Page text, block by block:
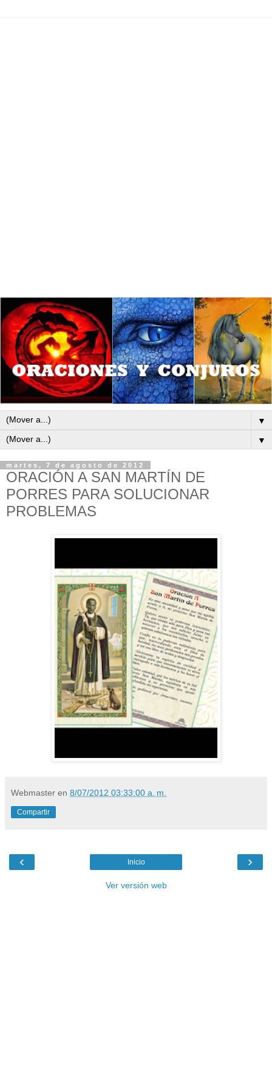
▼
▼
martes, 7 de agosto de 2012
ORACIÓN A SAN MARTÍN DE
PORRES PARA SOLUCIONAR
PROBLEMAS
Webmaster en 8/07/2012 03:33:00 a. m.
Compartir
‹ ›
Inicio
Ver versión web